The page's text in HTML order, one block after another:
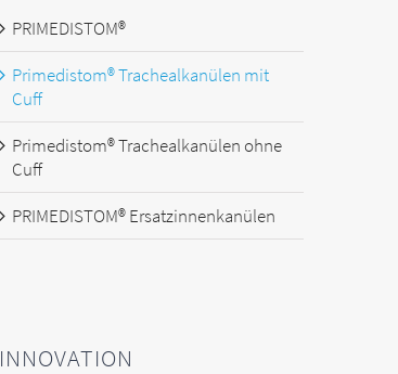
PRIMEDISTOM®
Primedistom® Trachealkanülen mit
Cuff
Primedistom® Trachealkanülen ohne
Cuff
PRIMEDISTOM® Ersatzinnenkanülen
INNOVATION